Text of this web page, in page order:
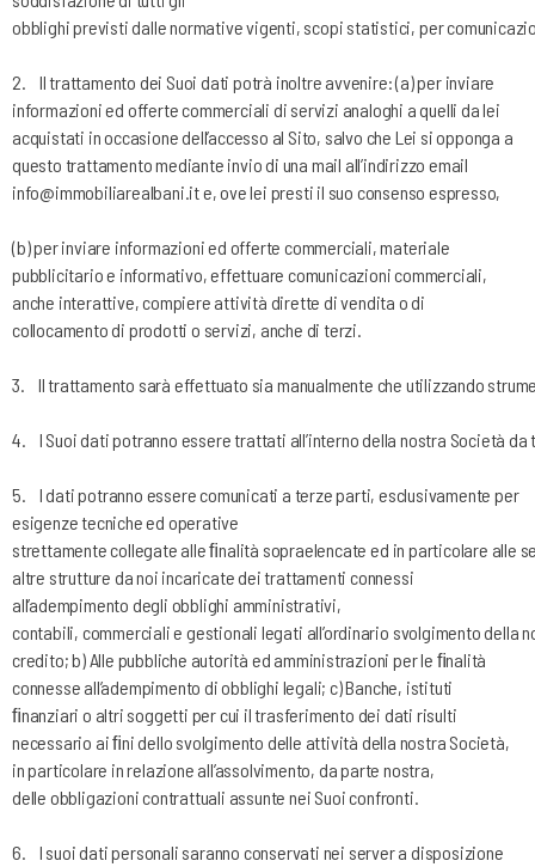
obblighiprevistidallenormativevigenti, scopi statistici, per
2.
Il trattamento dei Suoi dati potrà inoltre avvenire: (a) per inviare
informazioni ed offerte commerciali di servizi analoghi a quelli da lei
acquistati in occasione dell’accesso al Sito, salvo che Lei si opponga a
questo trattamentomediante invio di una mail all’indirizzo email
info@immobiliarealbani.ite, ove lei presti il suo consenso espresso,
(b) per inviare informazioni ed offerte commerciali, materiale
pubblicitario e informativo, effettuare comunicazioni commerciali,
anche interattive, compiere attività dirette di vendita o di
collocamento di prodotti o servizi, anche di terzi.
3. Iltrattamento sarà effettuato sia manualmente che utilizzando
4. I Suoidatipotranno esseretrattati all’internodella nostra Società da
5.
I dati potranno essere comunicati a terze parti, esclusivamente per
esigenze tecniche ed operative
strettamentecollegate alleﬁnalità sopraelencate ed in particolare alle
altre strutture da noi incaricate dei trattamenti connessi
all’adempimento degli obblighi amministrativi,
contabili, commercialie gestionali legati all’ordinario svolgimentodella
credito; b) Alle pubbliche autorità ed amministrazioni per le ﬁnalità
connesse all’adempimento di obblighi legali; c) Banche, istituti
ﬁnanziari o altri soggetti per cui il trasferimento dei dati risulti
necessario ai ﬁni dello svolgimento delle attività della nostra Società,
in particolare in relazione all’assolvimento, da parte nostra,
delle obbligazionicontrattuali assunte nei Suoiconfronti.
6.
I suoi dati personali saranno conservati nei server a disposizione